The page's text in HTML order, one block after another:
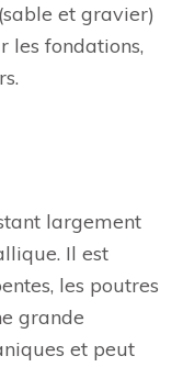
et gravier)
les fondations,
largement
Il est
les poutres
grande
et peut